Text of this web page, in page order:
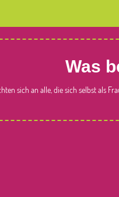
Was
sich an alle, die sich selbst als